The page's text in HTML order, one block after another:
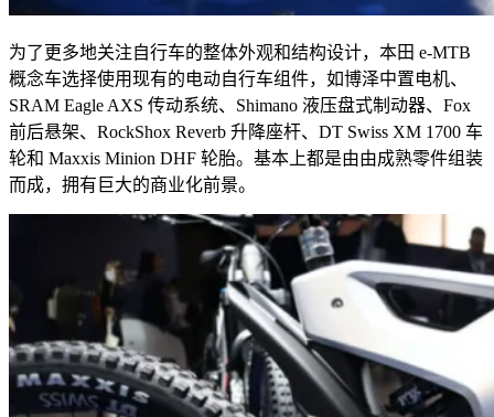
为了更多地关注自行车的整体外观和结构设计，本田 e-MTB
概念车选择使用现有的电动自行车组件，如博泽中置电机、
SRAM Eagle AXS 传动系统、 Shimano 液压盘式制动器、 Fox
前后悬架、 RockShox Reverb 升降座杆、 DT Swiss XM 1700 车
轮和 Maxxis Minion DHF 轮胎。基本上都是由由成熟零件组装
而成，拥有巨大的商业化前景。